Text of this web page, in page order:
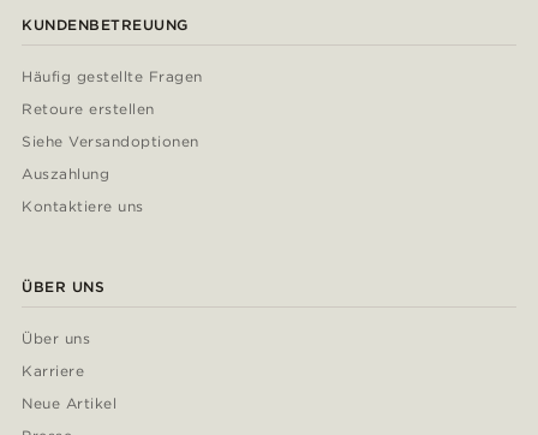
KUNDENBETREUUNG
Häufig gestellte Fragen
Retoure erstellen
Siehe Versandoptionen
Auszahlung
Kontaktiere uns
ÜBER UNS
Über uns
Karriere
Neue Artikel